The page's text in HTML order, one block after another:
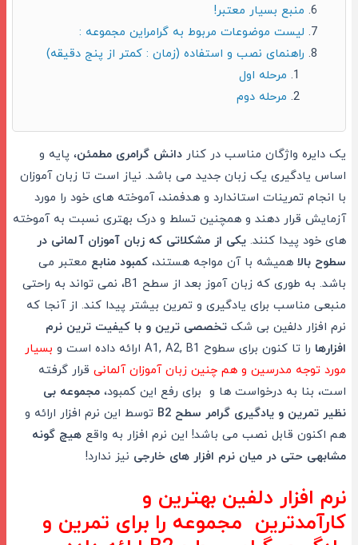
منبع بسیار معتبر!
لیست موضوعات مربوط به گرامراین مجموعه :
راهنمای نصب و استفاده (زمان : کمتر از پنج دقیقه)
مرحله اول
مرحله دوم
یک دایره واژگان مناسب در کنار دانش گرامری مطمئن، پایه و
اساس یادگیری یک زبان جدید می باشد. نیاز است تا زبان آموزان
با انجام تمرینات استاندارد و هدفمند، آموخته های خود را مورد
آزمایش قرار دهند و همچنین تسلط و درک بهتری نسبت به آموخته
های خود پیدا کنند. یکی از مشکلاتی که زبان آموزان آلمانی در
سطوح بالاهمیشه با آن مواجه هستند، کمبود منابعمعتبر می
باشد. به طوری که زبان آموز بعد از سطح B1، نمی تواند به راحتی
منبعی مناسب برای یادگیری و تمرین بیشتر پیدا کند. از آنجا که
نرم افزار دلفین بی شک تخصصی ترین و با کیفیت ترین نرم
افزارهارا تا کنون برای سطوح A1, A2, B1 ارائه داده است و
بسیار
مورد توجه مدرسین و هم چنین زبان آموزان آلمانیقرار گرفته
است، بنا به درخواست ها و برای رفع این کمبود، مجموعه بی
نظیر تمرین و یادگیری گرامر سطح B2
توسط این نرم افزار ارائه و
هم اکنون قابل نصب می باشد! این نرم افزار به واقع هیچ گونه
مشابهی حتی در میان نرم افزار های خارجینیز ندارد!
نرم افزار دلفین بهترین و
کارآمدترین مجموعه را برای تمرین و